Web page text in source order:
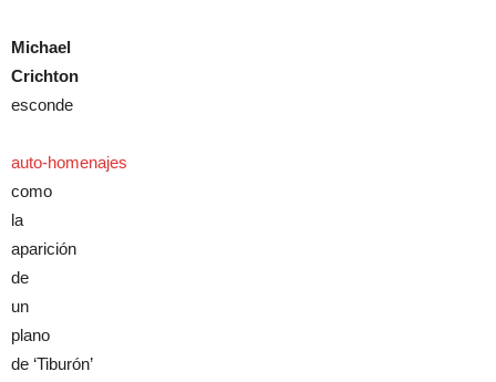
Michael
Crichton
esconde
auto-homenajes
como
la
aparición
de
un
plano
de ‘Tiburón’